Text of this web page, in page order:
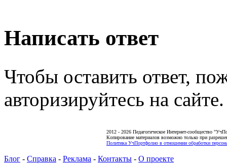
Написать ответ
Чтобы оставить ответ,
авторизируйтесь на сайте.
2012 - 2026 Педагогическое Интернет-сообщество
Копирование материалов возможно только при
Политика УчПортфолио в отношении обработки
Блог - Справка - Реклама - Контакты - О проекте